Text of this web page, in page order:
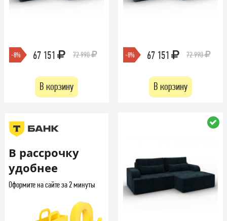
-8% 67 151 72 990
В корзину
-8% 67 151 72 990
В корзину
В рассрочку
удобнее
Оформите на сайте за 2 минуты